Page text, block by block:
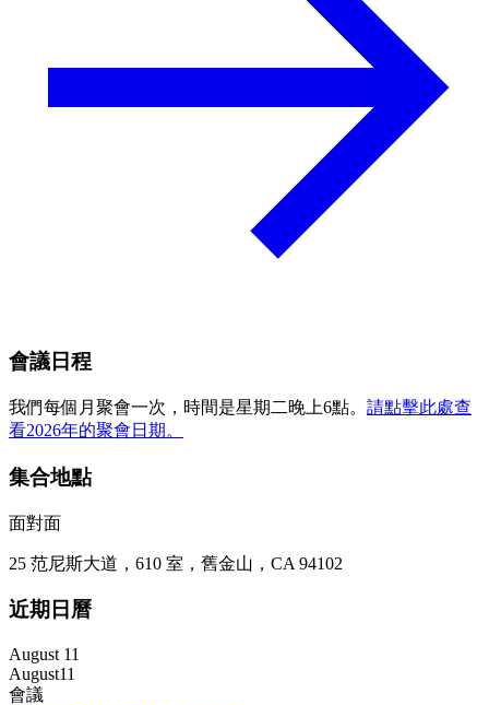
會議日程
我們每個月聚會一次，時間是星期二晚上6點。 請點擊此處查
看2026年的聚會日期。
集合地點
面對面
25 范尼斯大道，610 室，舊金山，CA 94102
近期日曆
August 11
August11
會議